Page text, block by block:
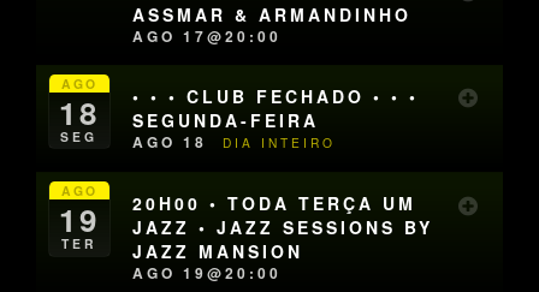
ASSMAR & ARMANDINHO
AGO 17@20:00
AGO
18
SEG
• • • CLUB FECHADO • • •
SEGUNDA-FEIRA
AGO 18 DIA INTEIRO
AGO
19
TER
20H00 • TODA TERÇA UM
JAZZ • JAZZ SESSIONS BY
JAZZ MANSION
AGO 19@20:00